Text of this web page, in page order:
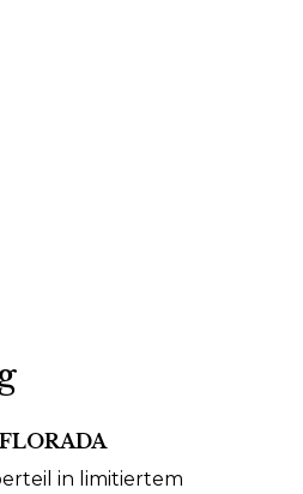
in limitiertem